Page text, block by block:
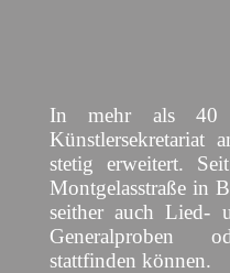
In mehr als 40
Künstlersekretariat
stetig erweitert.
Montgelasstraße in
seither auch Lied-
Generalproben
stattfinden können.